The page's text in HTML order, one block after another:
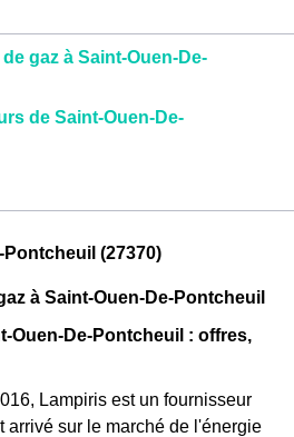
gaz à Saint-Ouen-De-
de Saint-Ouen-De-
Pontcheuil (27370)
à Saint-Ouen-De-Pontcheuil
Ouen-De-Pontcheuil : offres,
Lampiris est un fournisseur
arrivé sur le marché de l'énergie